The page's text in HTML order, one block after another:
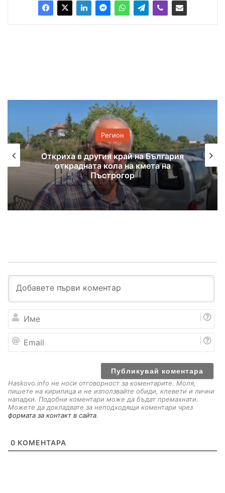
Регион
Откриха в другия край на България
открадната кола на кмета на
Пъстрогор
е
E
a
Haskovo.info не носи отговорност за коментарите. Моля,
пишете на кирилица и не използвайте обиди, клевети и лични
нападки. Подобни коментари може да бъдат премахнати.
Можете да докладвате за неподходящи коментари чрез
формата за контакт в сайта.
0 КОМЕНТАРА